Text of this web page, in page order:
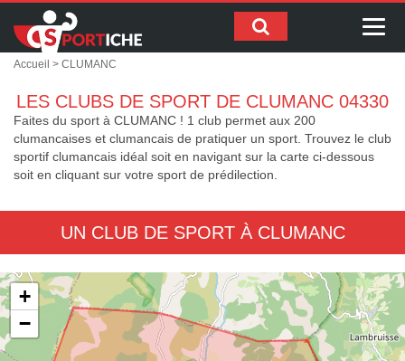
Accueil > CLUMANC
LES CLUBS DE SPORT DE CLUMANC 04330
Faites du sport à CLUMANC ! 1 club permet aux 200
clumancaises et clumancais de pratiquer un sport. Trouvez le club
sportif clumancais idéal soit en navigant sur la carte ci-dessous
soit en cliquant sur votre sport de prédilection.
UN CLUB DE SPORT À CLUMANC
+
−